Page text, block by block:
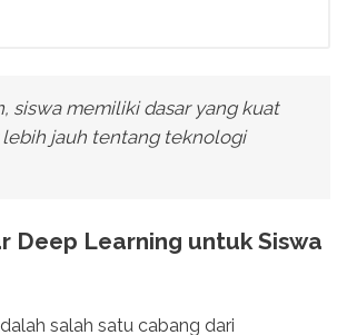
siswa memiliki dasar yang kuat
jauh tentang teknologi
Deep Learning untuk Siswa
salah satu cabang dari